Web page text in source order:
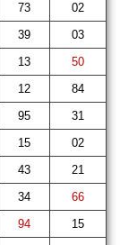
73
02
39
03
13
50
12
84
95
31
15
02
43
21
34
66
94
15